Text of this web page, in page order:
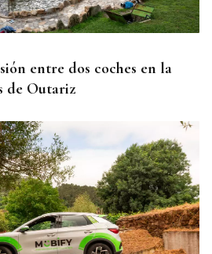
entre dos coches en la
de Outariz